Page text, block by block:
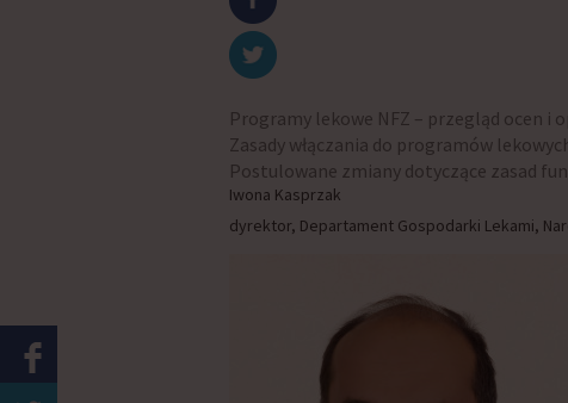
Programy lekowe NFZ – przegląd ocen i
Zasady włączania do programów
Postulowane zmiany dotyczące zasad
Iwona Kasprzak
dyrektor, Departament Gospodarki Lekami,